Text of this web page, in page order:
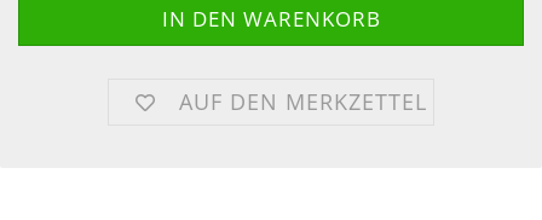
AUF DEN MERKZETTEL